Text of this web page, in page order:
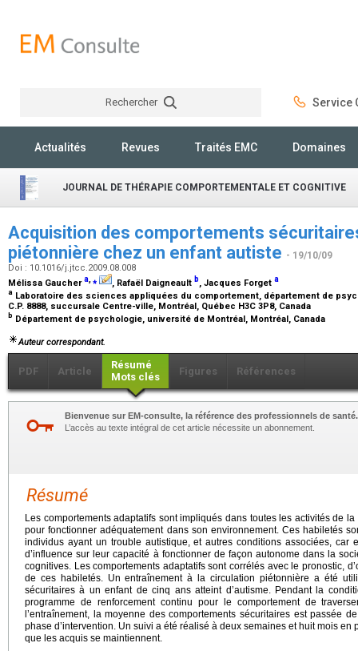
Rechercher Service
Actualités Revues Traités EMC Domaines
JOURNAL DE THÉRAPIE COMPORTEMENTALE ET COGNITIVE
Acquisition des comportements
piétonnière chez un enfant autiste - 19/10/09
Doi : 10.1016/j.jtcc.2009.08.008
Mélissa Gauchera,⁎ , Rafaël Daigneault b, Jacques Forget a
a Laboratoire des sciences appliquées du comportement, département de
C.P. 8888, succursale Centre-ville, Montréal, Québec H3C 3P8, Canada
b Département de psychologie, université de Montréal, Montréal, Canada
Auteur correspondant.
PDF Article
Résumé
Mots clés
Figures Références
Bienvenue sur EM-consulte, la référence des professionnels de santé.
L’accès au texte intégral de cet article nécessite un abonnement.
Résumé
Les comportements adaptatifs sont impliqués dans toutes les activités de
pour fonctionner adéquatement dans son environnement. Ces habiletés
individus ayant un trouble autistique, et autres conditions associées, car
d’influence sur leur capacité à fonctionner de façon autonome dans la
cognitives. Les comportements adaptatifs sont corrélés avec le pronostic,
de ces habiletés. Un entraînement à la circulation piétonnière a été
sécuritaires à un enfant de cinq ans atteint d’autisme. Pendant la
programme de renforcement continu pour le comportement de
l’entraînement, la moyenne des comportements sécuritaires est passée
phase d’intervention. Un suivi a été réalisé à deux semaines et huit mois en
que les acquis se maintiennent.